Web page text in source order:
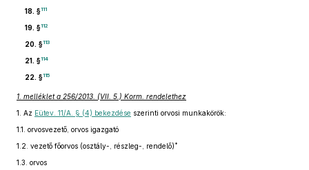
18. §111
19. §112
20. §113
21. §114
22. §115
1. melléklet a 256/2013. (VII. 5.) Korm. rendelethez
1. Az Eütev. 11/A. § (4) bekezdése szerinti orvosi munkakörök:
1.1. orvosvezető, orvos igazgató
1.2. vezető főorvos (osztály-, részleg-, rendelő) *
1.3. orvos